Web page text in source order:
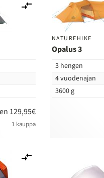
129,95€
1 kauppa
vertailuun
NATUREHIKE
Opalus 3
3 hengen
4 vuodenajan
3600 g